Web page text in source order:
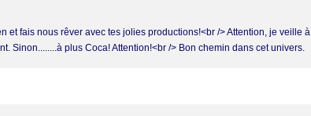
et fais nous rêver avec tes jolies productions!<br /> Attention, je veille à
Sinon........à plus Coca! Attention!<br /> Bon chemin dans cet univers.